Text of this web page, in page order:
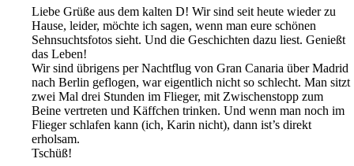
Liebe Grüße aus dem kalten D! Wir sind seit heute wieder zu
Hause, leider, möchte ich sagen, wenn man eure schönen
Sehnsuchtsfotos sieht. Und die Geschichten dazu liest. Genießt
das Leben!
Wir sind übrigens per Nachtflug von Gran Canaria über Madrid
nach Berlin geflogen, war eigentlich nicht so schlecht. Man sitzt
zwei Mal drei Stunden im Flieger, mit Zwischenstopp zum
Beine vertreten und Käffchen trinken. Und wenn man noch im
Flieger schlafen kann (ich, Karin nicht), dann ist’s direkt
erholsam.
Tschüß!